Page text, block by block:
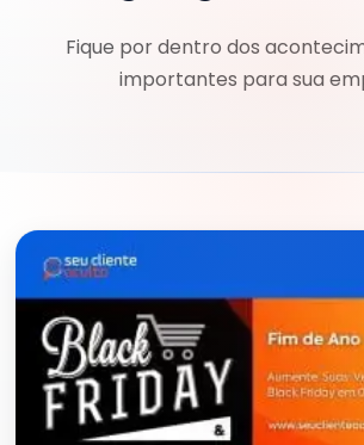
Fique por dentro dos
importantes para sua